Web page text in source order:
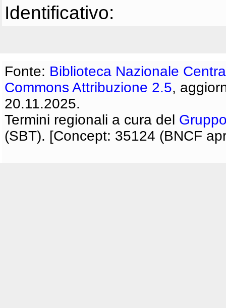
Identificativo:
Fonte: Biblioteca Nazionale
Commons Attribuzione 2.5,
20.11.2025.
Termini regionali a cura del
(SBT). [Concept: 35124 (BNCF